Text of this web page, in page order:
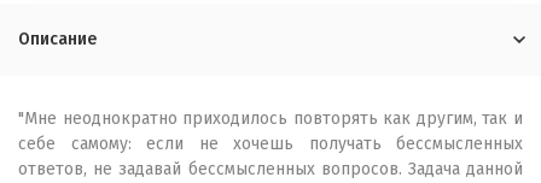
Описание
"Мне неоднократно приходилось повторять как другим, так и
себе самому: если не хочешь получать бессмысленных
ответов, не задавай бессмысленных вопросов. Задача данной